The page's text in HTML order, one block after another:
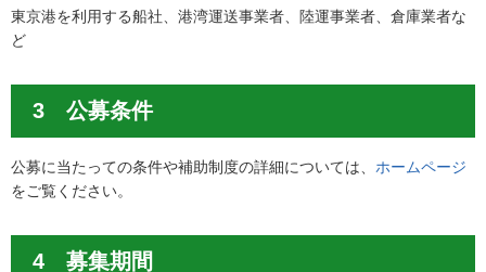
東京港を利用する船社、港湾運送事業者、陸運事業者、倉庫業者な
ど
3 公募条件
公募に当たっての条件や補助制度の詳細については、 ホームページ
をご覧ください。
4 募集期間